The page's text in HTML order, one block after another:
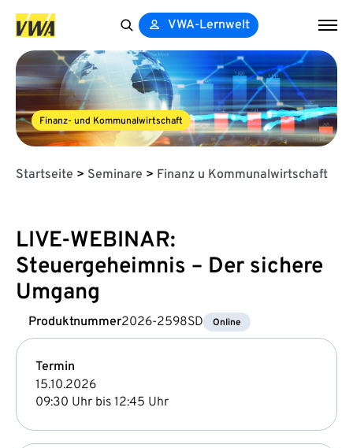
for:
VWA-Lernwelt
Finanz- und Kommunalwirtschaft
Startseite > Seminare > Finanz u Kommunalwirtschaft
LIVE-WEBINAR:
Steuergeheimnis – Der sichere
Umgang
Produktnummer2026-2598SD Online
Termin
15.10.2026
09:30 Uhr bis 12:45 Uhr